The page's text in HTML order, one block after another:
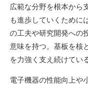
広範な分野を根本から
も進歩していくために
の工夫や研究開発への
意味を持つ。基板を核
を力強く支え続けている
電子機器の性能向上や